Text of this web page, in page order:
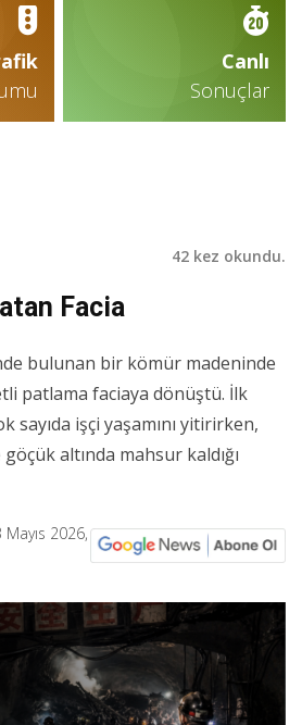
Canlı
Sonuçlar
42 kez okundu.
Facia
bulunan bir kömür madeninde
patlama faciaya dönüştü. İlk
sayıda işçi yaşamını yitirirken,
altında mahsur kaldığı
Mayıs 2026,